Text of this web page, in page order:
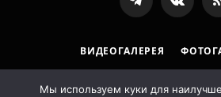
Телеграмм
ВИДЕОГАЛЕРЕЯ
Мы используем куки для